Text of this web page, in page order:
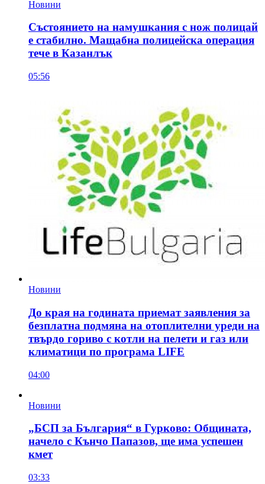
Новини
Състоянието на намушкания с нож полицай
е стабилно. Мащабна полицейска операция
тече в Казанлък
05:56
Новини
До края на годината приемат заявления за
безплатна подмяна на отоплителни уреди на
твърдо гориво с котли на пелети и газ или
климатици по програма LIFE
04:00
Новини
„БСП за България“ в Гурково: Общината,
начело с Кънчо Папазов, ще има успешен
кмет
03:33